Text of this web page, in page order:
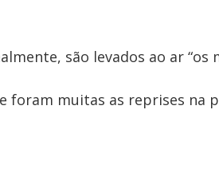
são levados ao ar “os
foram muitas as reprises na